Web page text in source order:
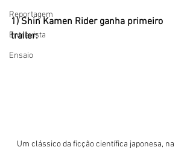
Reportagem
Entrevista
Ensaio
1) Shin Kamen Rider ganha primeiro
trailer:
Um clássico da ficção científica japonesa, na